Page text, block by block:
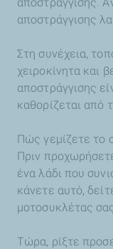
αποστράγγισης
Στη συνέχεια,
χειροκίνητα και
αποστράγγισης
καθορίζεται από
Πώς γεμίζετε το
Πριν
ένα λάδι που
κάνετε αυτό,
μοτοσυκλέτας
Τώρα, ρίξτε